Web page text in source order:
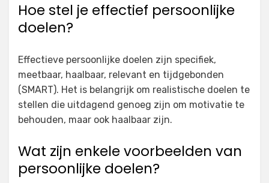
Hoe stel je effectief persoonlijke
doelen?
Effectieve persoonlijke doelen zijn specifiek,
meetbaar, haalbaar, relevant en tijdgebonden
(SMART). Het is belangrijk om realistische doelen te
stellen die uitdagend genoeg zijn om motivatie te
behouden, maar ook haalbaar zijn.
Wat zijn enkele voorbeelden van
persoonlijke doelen?